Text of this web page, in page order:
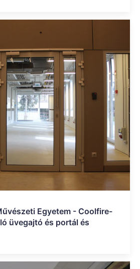
Egyetem - Coolfire-
üvegajtó és portál és